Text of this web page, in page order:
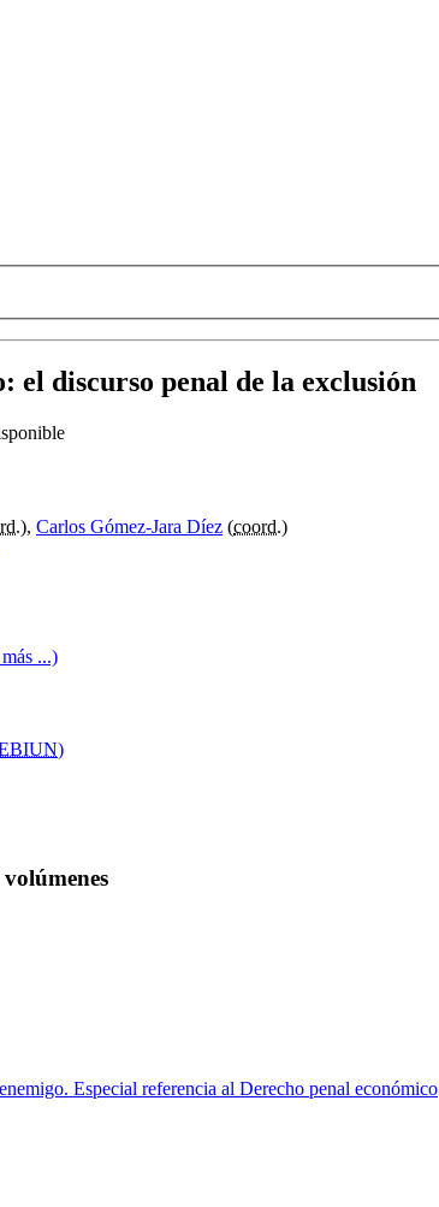
: el discurso penal de la exclusión
), Carlos Gómez-Jara Díez (coord.)
...)
)
Especial referencia al Derecho penal económico